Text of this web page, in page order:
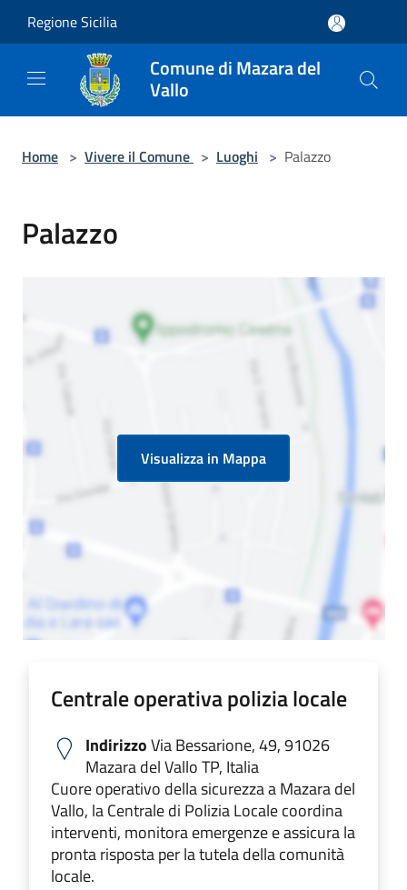
Regione Sicilia
Comune di Mazara del
Vallo
Home > Vivere il Comune > Luoghi > Palazzo
Palazzo
Visualizza in Mappa
Centrale operativa polizia locale
IndirizzoVia Bessarione, 49, 91026
Mazara del Vallo TP, Italia
Cuore operativo della sicurezza a Mazara del
Vallo, la Centrale di Polizia Locale coordina
interventi, monitora emergenze e assicura la
pronta risposta per la tutela della comunità
locale.